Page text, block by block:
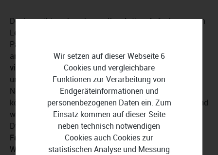
Doch es gibt noch mehr, um Ihre Action-Aufnahmen zum
Leuchten zu bringen. Die Software bietet eine breite
Palette an kreativen Tools, um Ihre Videos individuell
anzupassen. Experimentieren Sie mitverschiedenen
visuellen Effekten, optimieren Sie Farben und Kontraste
und finden Sie den perfekten Look, der Ihre persönliche
Note unterstreicht. Haben Sie diesen Look gefunden,
können Sie die Einstellungen als Vorlage abspeichern und
wiederverwenden. Verleihen Sie Ihren Aufnahmen mehr
Dynamik, erhöhen Sie den Kontrast oder spielen Sie mit
Farbkorrekturen(Anpassung von Helligkeit, Kontrast,
Weißabgleich und Farbstimmung), um Ihre Videos noch
Wir setzen auf dieser Webseite 6
Cookies und vergleichbare
Funktionen zur Verarbeitung von
Endgeräteinformationen und
personenbezogenen Daten ein. Zum
Einsatz kommen auf dieser Seite
neben technisch notwendigen
Cookies auch Cookies zur
statistischen Analyse und Messung